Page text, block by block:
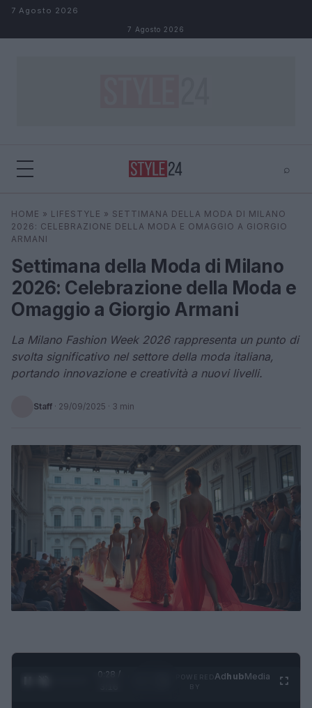
Salta al contenuto
7 Agosto 2026
7 Agosto 2026
⌕
Cerca ⌕ ×
HOME » LIFESTYLE » SETTIMANA DELLA MODA DI MILANO
2026: CELEBRAZIONE DELLA MODA E OMAGGIO A GIORGIO
ARMANI
Settimana della Moda di Milano
2026: Celebrazione della Moda e
Omaggio a Giorgio Armani
La Milano Fashion Week 2026 rappresenta un punto di
svolta significativo nel settore della moda italiana,
portando innovazione e creatività a nuovi livelli.
Staff · 29/09/2025 · 3 min
0:29 /
AdhubMedia